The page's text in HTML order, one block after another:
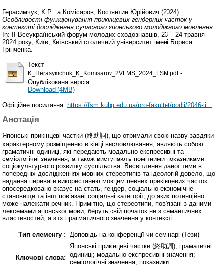
Герасимчук, К.Р. та Комісаров, Костянтин Юрійович (2024)
Особливості функціонування прикінцевих гендерних часток у
контексті дослідження сучасного японського молодіжного мовлення
In: ІІ Всеукраїнський форум молодих сходознавців, 23 – 24 травня
2024 року, Київ, Київський столичний університет імені Бориса
Грінченка.
Текст
K_Herasymchuk_K_Komisarov_2VFMS_2024_FSM.pdf-
Опублікована версія
Download (4MB)
Офіційне посилання: https://fsm.kubg.edu.ua/pro-fakultet/podii/2046-ii...
Анотація
Японські прикінцеві частки (終助詞), що отримали свою назву завдяки
характерному розміщенню в кінці висловлювання, являють собою
граматичні одиниці, які передають модально-експресивні та
семіологічні значення, а також виступають помітними показниками
соціокультурного розвитку суспільства. Висвітлення даної теми в
попередніх дослідженнях мовних стереотипів та ідеологій довело, що
надання переваги використанню мовцем певних прикінцевих часток
опосередковано вказує на стать, гендер, соціально-економічне
становище та інші пов’язані соціальні категорії, до яких потенційно
може належати речник. Примітно, що стереотипи, пов’язані з даними
лексемами японської мови, беруть свій початок не з семантичних
властивостей, а з їх прагматичного значення у контексті.
Тип елементу : Доповідь на конференції чи семінарі (Тези)
Ключові слова:
Японські прикінцеві частки (終助詞); граматичні
одиниці; модально-експресивні значення;
семіологічні значення; показники